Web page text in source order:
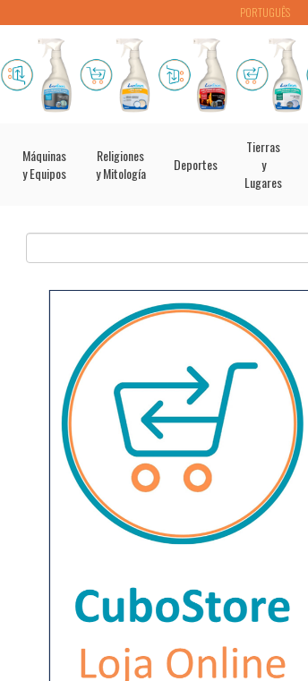
PORTUGUÊS
Máquinas
y Equipos
Religiones
y Mitología
Deportes
Tierras
y
Lugares